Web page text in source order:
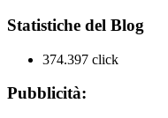
Statistiche del Blog
374.397 click
Pubblicità: